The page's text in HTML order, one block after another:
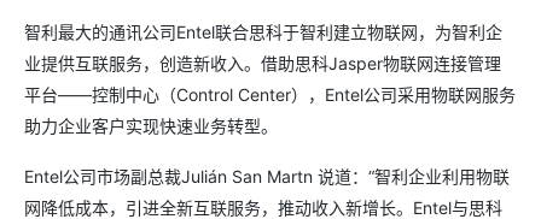
智利最大的通讯公司Entel联合思科于智利建立物联网，为智利企
业提供互联服务，创造新收入。借助思科Jasper物联网连接管理
平台——控制中心（Control Center），Entel公司采用物联网服务
助力企业客户实现快速业务转型。
Entel公司市场副总裁Julián San Martn 说道：“智利企业利用物联
网降低成本，引进全新互联服务，推动收入新增长。Entel与思科